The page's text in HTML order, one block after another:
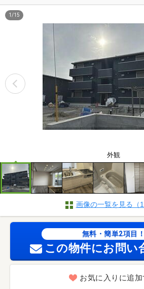
外観
1 /15
画像の一覧を見る（
無料・簡単2項目！
この物件にお問い
お気に入りに追加